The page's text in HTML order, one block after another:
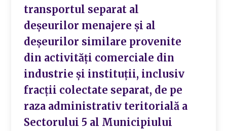
transportul separat al
deşeurilor menajere şi al
deşeurilor similare provenite
din activităţi comerciale din
industrie şi instituţii, inclusiv
fracţii colectate separat, de pe
raza administrativ teritorială a
Sectorului 5 al Municipiului